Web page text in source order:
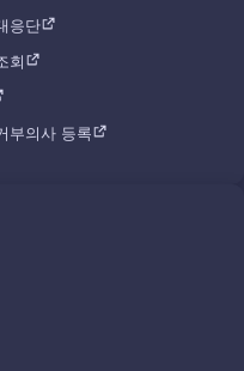
응단
회
부의사 등록